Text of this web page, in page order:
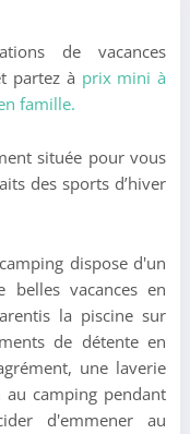
de vacances
partez à prix mini à
famille.
située pour vous
des sports d’hiver
dispose d'un
belles vacances en
la piscine sur
de détente en
une laverie
camping pendant
d'emmener au